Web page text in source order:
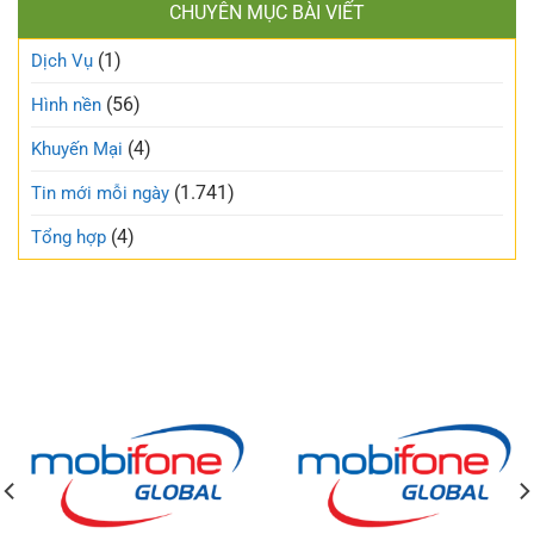
CHUYÊN MỤC BÀI VIẾT
Dịch Vụ (1)
Hình nền (56)
Khuyến Mại (4)
Tin mới mỗi ngày (1.741)
Tổng hợp (4)